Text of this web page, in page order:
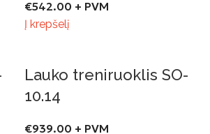
€542.00 + PVM
Į krepšelį
Lauko treniruoklis SO-
10.14
€939.00 + PVM